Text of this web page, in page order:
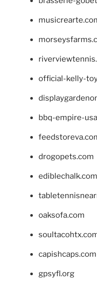
official-kelly-
bbq-empire-
drogopets.com
ediblechalk.com
oaksofa.com
capishcaps.com
gpsyfl.org